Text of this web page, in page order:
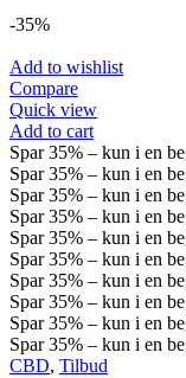
-35%
Add to wishlist
Compare
Quick view
Add to cart
Spar35% – kun i en
Spar35% – kun i en
Spar35% – kun i en
Spar35% – kun i en
Spar35% – kun i en
Spar35% – kun i en
Spar35% – kun i en
Spar35% – kun i en
Spar35% – kun i en
Spar35% – kun i en
CBD, Tilbud